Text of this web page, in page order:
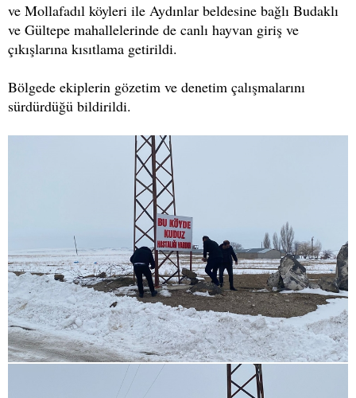
ve Mollafadıl köyleri ile Aydınlar beldesine bağlı Budaklı
ve Gültepe mahallelerinde de canlı hayvan giriş ve
çıkışlarına kısıtlama getirildi.
Bölgede ekiplerin gözetim ve denetim çalışmalarını
sürdürdüğü bildirildi.